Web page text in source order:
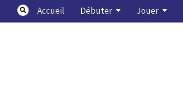
content
Accueil Débuter Jouer